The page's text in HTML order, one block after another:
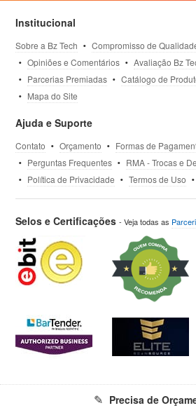
Institucional
Sobre a Bz Tech
Compromisso de
Opiniões e Comentários
Avaliação Bz
Parcerias Premiadas
Catálogo de
Mapa do Site
Ajuda e Suporte
Contato Orçamento
Formas de
Perguntas Frequentes
RMA - Trocas e
Política de Privacidade
Termos de Uso
Selos e Certificações- Veja todas as
Precisa de